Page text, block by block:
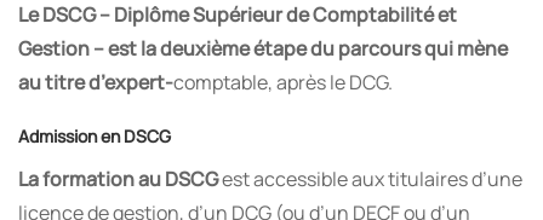
Le DSCG – Diplôme Supérieur de Comptabilité et
Gestion – est la deuxième étape du parcours qui mène
au titre d’expert-comptable, après le DCG.
Admission en DSCG
La formation au DSCGest accessible aux titulaires d’une
licence de gestion, d’un DCG (ou d’un DECF ou d’un